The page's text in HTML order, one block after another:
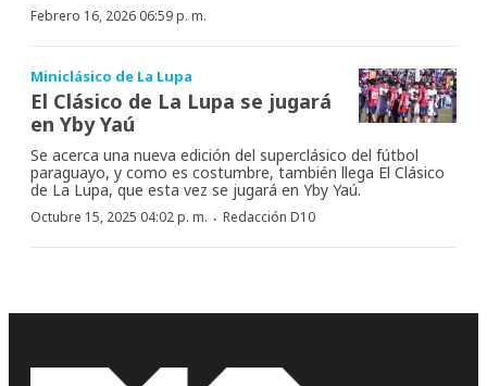
Febrero 16, 2026 06:59 p. m.
Miniclásico de La Lupa
El Clásico de La Lupa se jugará
en Yby Yaú
Se acerca una nueva edición del superclásico del fútbol
paraguayo, y como es costumbre, también llega El Clásico
de La Lupa, que esta vez se jugará en Yby Yaú.
Octubre 15, 2025 04:02 p. m. · Redacción D10